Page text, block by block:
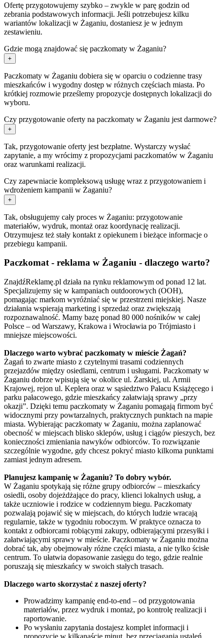
Ofertę przygotowujemy szybko – zwykle w parę godzin od
zebrania podstawowych informacji. Jeśli potrzebujesz kilku
wariantów lokalizacji w Żaganiu, dostaniesz je w jednym
zestawieniu.
Gdzie mogą znajdować się paczkomaty w Żaganiu?
+
Paczkomaty w Żaganiu dobiera się w oparciu o codzienne trasy
mieszkańców i wygodny dostęp w różnych częściach miasta. Po
krótkiej rozmowie prześlemy propozycje dostępnych lokalizacji do
wyboru.
Czy przygotowanie oferty na paczkomaty w Żaganiu jest darmowe?
+
Tak, przygotowanie oferty jest bezpłatne. Wystarczy wysłać
zapytanie, a my wrócimy z propozycjami paczkomatów w Żaganiu
oraz warunkami realizacji.
Czy zapewniacie kompleksową usługę wraz z przygotowaniem i
wdrożeniem kampanii w Żaganiu?
+
Tak, obsługujemy cały proces w Żaganiu: przygotowanie
materiałów, wydruk, montaż oraz koordynację realizacji.
Otrzymujesz też stały kontakt z opiekunem i bieżące informacje o
przebiegu kampanii.
Paczkomat - reklama w Żaganiu - dlaczego warto?
ZnajdźReklamę.pl działa na rynku reklamowym od ponad 12 lat.
Specjalizujemy się w kampaniach outdoorowych (OOH),
pomagając markom wyróżniać się w przestrzeni miejskiej. Nasze
działania wspierają marketing i sprzedaż oraz zwiększają
rozpoznawalność. Mamy bazę ponad 80 000 nośników w całej
Polsce – od Warszawy, Krakowa i Wrocławia po Trójmiasto i
mniejsze miejscowości.
Dlaczego warto wybrać paczkomaty w mieście Żagań?
Żagań to zwarte miasto z czytelnymi trasami codziennych
przejazdów między osiedlami, centrum i usługami. Paczkomaty w
Żaganiu dobrze wpisują się w okolice ul. Żarskiej, ul. Armii
Krajowej, rejon ul. Keplera oraz w sąsiedztwo Pałacu Książęcego i
parku pałacowego, gdzie mieszkańcy załatwiają sprawy „przy
okazji”. Dzięki temu paczkomaty w Żaganiu pomagają firmom być
widocznymi przy powtarzalnych, praktycznych punktach na mapie
miasta. Wybierając paczkomaty w Żaganiu, można zaplanować
obecność w miejscach blisko sklepów, usług i ciągów pieszych, bez
konieczności zmieniania nawyków odbiorców. To rozwiązanie
szczególnie wygodne, gdy chcesz pokryć miasto kilkoma punktami
zamiast jednym adresem.
Planujesz kampanię w Żaganiu? To dobry wybór.
W Żaganiu spotykają się różne grupy odbiorców – mieszkańcy
osiedli, osoby dojeżdżające do pracy, klienci lokalnych usług, a
także uczniowie i rodzice w codziennym biegu. Paczkomaty
pozwalają pojawić się w miejscach, do których ludzie wracają
regularnie, także w tygodniu roboczym. W praktyce oznacza to
kontakt z odbiorcami robiącymi zakupy, odbierającymi przesyłki i
załatwiającymi sprawy w mieście. Paczkomaty w Żaganiu można
dobrać tak, aby obejmowały różne części miasta, a nie tylko ścisłe
centrum. To ułatwia dopasowanie zasięgu do tego, gdzie realnie
poruszają się mieszkańcy w swoich stałych trasach.
Dlaczego warto skorzystać z naszej oferty?
Prowadzimy kampanię end-to-end – od przygotowania
materiałów, przez wydruk i montaż, po kontrolę realizacji i
raportowanie.
Po wysłaniu zapytania dostajesz komplet informacji i